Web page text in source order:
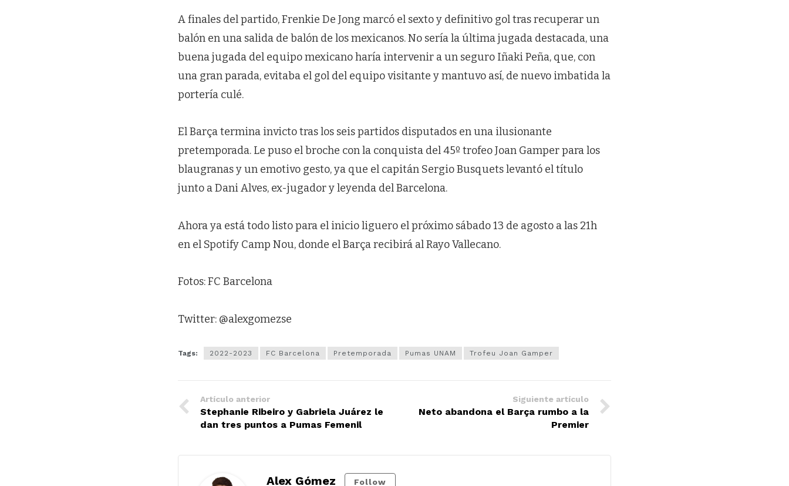
A finales del partido, Frenkie De Jong marcó el sexto y definitivo gol tras recuperar un
balón en una salida de balón de los mexicanos. No sería la última jugada destacada, una
buena jugada del equipo mexicano haría intervenir a un seguro Iñaki Peña, que, con
una gran parada, evitaba el gol del equipo visitante y mantuvo así, de nuevo imbatida la
portería culé.
El Barça termina invicto tras los seis partidos disputados en una ilusionante
pretemporada. Le puso el broche con la conquista del 45º trofeo Joan Gamper para los
blaugranas y un emotivo gesto, ya que el capitán Sergio Busquets levantó el título
junto a Dani Alves, ex-jugador y leyenda del Barcelona.
Ahora ya está todo listo para el inicio liguero el próximo sábado 13 de agosto a las 21h
en el Spotify Camp Nou, donde el Barça recibirá al Rayo Vallecano.
Fotos: FC Barcelona
Twitter: @alexgomezse
Tags: 2022-2023 FC Barcelona Pretemporada Pumas UNAM Trofeu Joan Gamper
Artículo anterior
Stephanie Ribeiro y Gabriela Juárez le
dan tres puntos a Pumas Femenil
Siguiente artículo
Neto abandona el Barça rumbo a la
Premier
Alex Gómez Follow